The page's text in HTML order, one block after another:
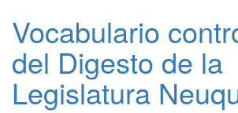
Vocabulario
del Digesto de la
Legislatura